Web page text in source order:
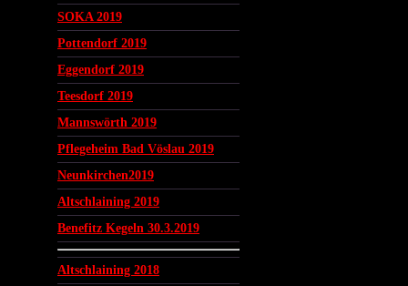
SOKA 2019
Pottendorf 2019
Eggendorf 2019
Teesdorf 2019
Mannswörth 2019
Pflegeheim Bad Vöslau 2019
Neunkirchen2019
Altschlaining 2019
Benefitz Kegeln 30.3.2019
Altschlaining 2018